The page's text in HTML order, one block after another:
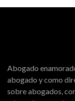
Abogado
abogado y como
sobre abogados,